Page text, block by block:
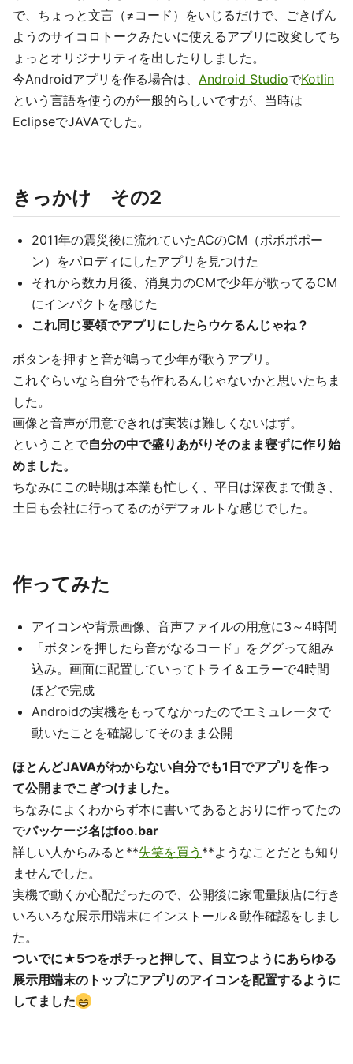
で、ちょっと文言（≠コード）をいじるだけで、ごきげん
ようのサイコロトークみたいに使えるアプリに改変してち
ょっとオリジナリティを出したりしました。
今Androidアプリを作る場合は、 Android StudioでKotlin
という言語を使うのが一般的らしいですが、当時は
EclipseでJAVAでした。
きっかけ その2
2011年の震災後に流れていたACのCM（ポポポポー
ン）をパロディにしたアプリを見つけた
それから数カ月後、消臭力のCMで少年が歌ってるCM
にインパクトを感じた
これ同じ要領でアプリにしたらウケるんじゃね？
ボタンを押すと音が鳴って少年が歌うアプリ。
これぐらいなら自分でも作れるんじゃないかと思いたちま
した。
画像と音声が用意できれば実装は難しくないはず。
ということで自分の中で盛りあがりそのまま寝ずに作り始
めました。
ちなみにこの時期は本業も忙しく、平日は深夜まで働き、
土日も会社に行ってるのがデフォルトな感じでした。
作ってみた
アイコンや背景画像、音声ファイルの用意に3～4時間
「ボタンを押したら音がなるコード」をググって組み
込み。画面に配置していってトライ＆エラーで4時間
ほどで完成
Androidの実機をもってなかったのでエミュレータで
動いたことを確認してそのまま公開
ほとんどJAVAがわからない自分でも1日でアプリを作っ
て公開までこぎつけました。
ちなみによくわからず本に書いてあるとおりに作ってたの
でパッケージ名はfoo.bar
詳しい人からみると**失笑を買う **ようなことだとも知り
ませんでした。
実機で動くか心配だったので、公開後に家電量販店に行き
いろいろな展示用端末にインストール＆動作確認をしまし
た。
ついでに★5つをポチっと押して、目立つようにあらゆる
展示用端末のトップにアプリのアイコンを配置するように
してました